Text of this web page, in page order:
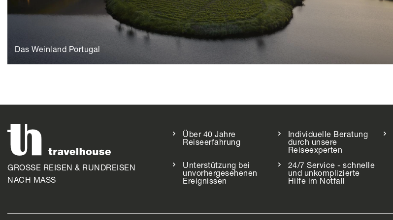
Das Weinland Portugal
GROSSE REISEN & RUNDREISEN
NACH MASS
Über 40 Jahre
Reiseerfahrung
Individuelle Beratung
durch unsere
Reiseexperten
Unterstützung bei
unvorhergesehenen
Ereignissen
24/7 Service - schnelle
und unkomplizierte
Hilfe im Notfall